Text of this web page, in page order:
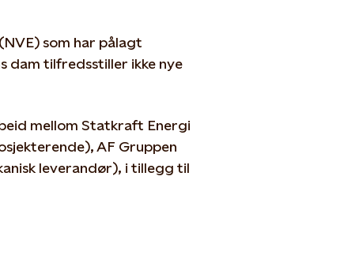
som har pålagt
dam tilfredsstiller ikke nye
mellom Statkraft Energi
AF Gruppen
leverandør), i tillegg til